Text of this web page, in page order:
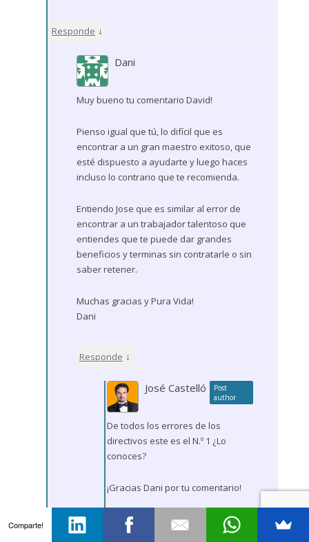
Responde ↓
Dani
Muy bueno tu comentario David!
Pienso igual que tú, lo difícil que es
encontrar a un gran maestro exitoso, que
esté dispuesto a ayudarte y luego haces
incluso lo contrario que te recomienda.
Entiendo Jose que es similar al error de
encontrar a un trabajador talentoso que
entiendes que te puede dar grandes
beneficios y terminas sin contratarle o sin
saber retener.
Muchas gracias y Pura Vida!
Dani
Responde ↓
José Castelló
Post
author
De todos los errores de los
directivos este es el N.º 1 ¿Lo
conoces?
¡Gracias Dani por tu comentario!
Saber lo que tienes que hacer y
no hacerlo es algo que veo muy a
Comparte!